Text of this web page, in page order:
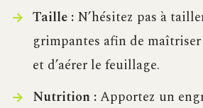
Taille :N’hésitez pas à
grimpantes afin de
et d’aérer le feuillage.
Nutrition :Apportez un